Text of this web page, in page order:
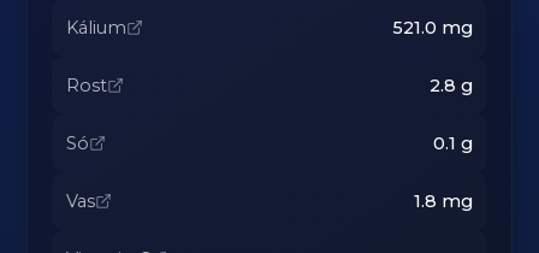
Kálium 521.0 mg
Rost 2.8 g
Só 0.1 g
Vas 1.8 mg